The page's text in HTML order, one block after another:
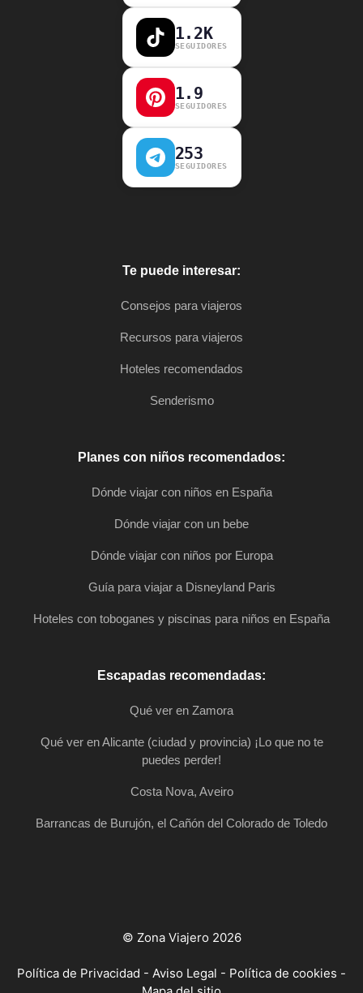
1.2K
SEGUIDORES
1.9
SEGUIDORES
253
SEGUIDORES
Te puede interesar:
Consejos para viajeros
Recursos para viajeros
Hoteles recomendados
Senderismo
Planes con niños recomendados:
Dónde viajar con niños en España
Dónde viajar con un bebe
Dónde viajar con niños por Europa
Guía para viajar a Disneyland Paris
Hoteles con toboganes y piscinas para niños en España
Escapadas recomendadas:
Qué ver en Zamora
Qué ver en Alicante (ciudad y provincia) ¡Lo que no te
puedes perder!
Costa Nova, Aveiro
Barrancas de Burujón, el Cañón del Colorado de Toledo
© Zona Viajero 2026
Política de Privacidad - Aviso Legal - Política de cookies -